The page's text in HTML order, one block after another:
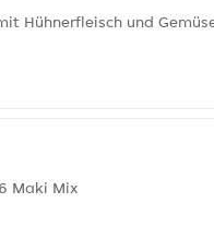
Hühnerfleisch und
Maki Mix